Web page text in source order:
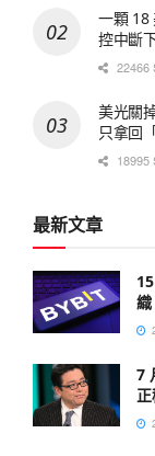
一顆 18
控中斷
22466
美光關
只拿回
18995
最新文章
7